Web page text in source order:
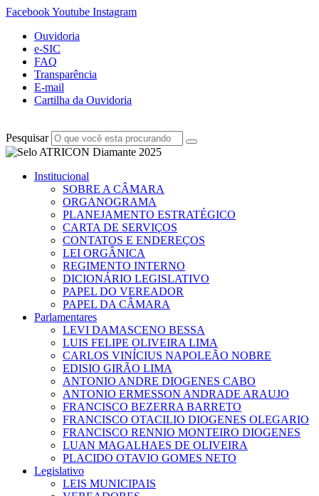
FacebookYoutube Instagram
Ouvidoria
e-SIC
FAQ
Transparência
E-mail
Cartilha da Ouvidoria
Pesquisar
Institucional
SOBRE A CÂMARA
ORGANOGRAMA
PLANEJAMENTO ESTRATÉGICO
CARTA DE SERVIÇOS
CONTATOS E ENDEREÇOS
LEI ORGÂNICA
REGIMENTO INTERNO
DICIONÁRIO LEGISLATIVO
PAPEL DO VEREADOR
PAPEL DA CÂMARA
Parlamentares
LEVI DAMASCENO BESSA
LUIS FELIPE OLIVEIRA LIMA
CARLOS VINÍCIUS NAPOLEÃO NOBRE
EDISIO GIRÃO LIMA
ANTONIO ANDRE DIOGENES CABO
ANTONIO ERMESSON ANDRADE ARAUJO
FRANCISCO BEZERRA BARRETO
FRANCISCO OTACILIO DIOGENES OLEGARIO
FRANCISCO RENNIO MONTEIRO DIOGENES
LUAN MAGALHAES DE OLIVEIRA
PLACIDO OTAVIO GOMES NETO
Legislativo
LEIS MUNICIPAIS